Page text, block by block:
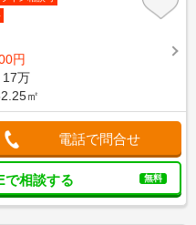
円
17万
㎡
電話で問合せ
で相談する 無料